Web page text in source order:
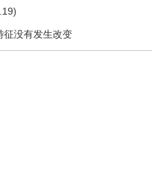
征没有发生改变